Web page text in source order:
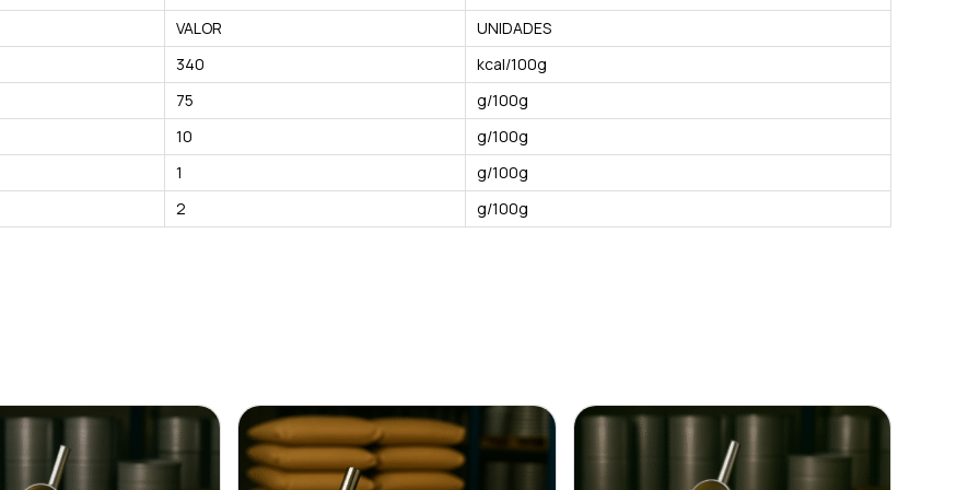
VALOR
UNIDADES
340
kcal/100g
75
g/100g
10
g/100g
1
g/100g
2
g/100g